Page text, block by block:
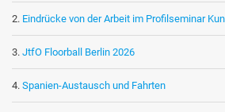
Eindrücke von der Arbeit im Profilseminar
JtfO Floorball Berlin 2026
Spanien-Austausch und Fahrten